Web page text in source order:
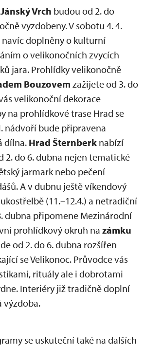
Vrch budou od 2. do
vyzdobeny. V sobotu 4. 4.
doplněny o kulturní
o velikonočních zvycích
jara. Prohlídky velikonočně
Bouzovem zažijete od 3. do
velikonoční dekorace
na prohlídkové trase Hrad se
nádvoří bude připravena
dílna. Hrad Šternberk nabízí
2. do 6. dubna nejen tematické
jarmark nebo pečení
A v dubnu ještě víkendový
(11.–12.4.) a netradiční
dubna připomene Mezinárodní
prohlídkový okruh na zámku
od 2. do 6. dubna rozšířen
se Velikonoc. Průvodce vás
rituály ale i dobrotami
Interiéry již tradičně doplní
výzdoba.
se uskuteční také na dalších